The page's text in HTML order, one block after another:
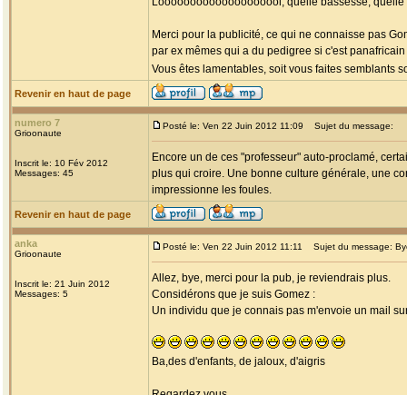
Merci pour la publicité, ce qui ne connaisse pas
par ex mêmes qui a du pedigree si c'est
Vous êtes lamentables, soit vous faites semblants
Revenir en haut de page
numero 7
Grioonaute
Inscrit le: 10 Fév 2012
Messages: 45
Posté le: Ven 22 Juin 2012 11:09 Sujet du message:
Encore un de ces "professeur" auto-proclamé,
plus qui croire. Une bonne culture générale, une
impressionne les foules.
Revenir en haut de page
anka
Grioonaute
Inscrit le: 21 Juin 2012
Messages: 5
Posté le: Ven 22 Juin 2012 11:11 Sujet du message:
Allez, bye, merci pour la pub, je reviendrais plus.
Considérons que je suis Gomez :
Un individu que je connais pas m'envoie un mail
Ba,des d'enfants, de jaloux, d'aigris